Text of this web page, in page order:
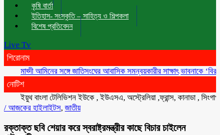
কৃষি বার্তা
ইতিহাস- সংস্কৃতি – সাহিত্য ও শিল্পকলা
বিশেষ প্রতিবেদন
Live Tv
শিরোনাম
মাহ্দী আমিনের সঙ্গে জাতিসংঘের আবাসিক সমন্বয়কারীর সাক্ষাৎ ভাবনাকে ‘বিরল
নোটিশ
ইয়ুথ বাংলা টেলিভিশন ইউকে , ইউএসএ, অস্ট্রেলিয়া ,ফ্রান্স, কানাডা , সিংগাপুর ,
/ আজকের হাইলাইটস, জাতীয়
রক্তাক্ত ছবি শেয়ার করে স্বরাষ্ট্রমন্ত্রীর কাছে বিচার চাইলেন